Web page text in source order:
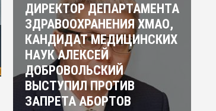
ДИРЕКТОР ДЕПАРТАМЕНТА
ЗДРАВООХРАНЕНИЯ ХМАО,
КАНДИДАТ МЕДИЦИНСКИХ
НАУК АЛЕКСЕЙ
ДОБРОВОЛЬСКИЙ
ВЫСТУПИЛ ПРОТИВ
ЗАПРЕТА АБОРТОВ